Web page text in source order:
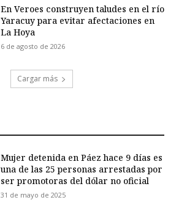
En Veroes construyen taludes en el río
Yaracuy para evitar afectaciones en
La Hoya
6 de agosto de 2026
Cargar más
Mujer detenida en Páez hace 9 días es
una de las 25 personas arrestadas por
ser promotoras del dólar no oficial
31 de mayo de 2025